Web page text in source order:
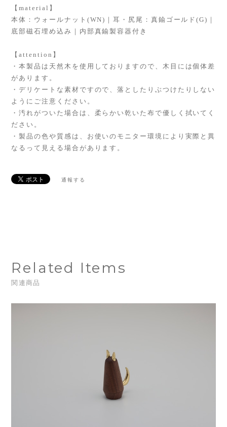
【material】
本体：ウォールナット(WN)｜耳・尻尾：真鍮ゴールド(G)｜
底部磁石埋め込み｜内部真鍮製容器付き
【attention】
・本製品は天然木を使用しておりますので、木目には個体差
があります。
・デリケートな素材ですので、落としたりぶつけたりしない
ようにご注意ください。
・汚れがついた場合は、柔らかい乾いた布で優しく拭いてく
ださい。
・製品の色や質感は、お使いのモニター環境により実際と異
なるって見える場合があります。
通報する
Related Items
関連商品